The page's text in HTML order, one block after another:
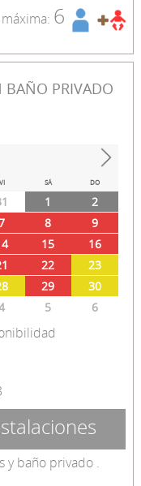
6
BAÑO PRIVADO
Next
VI SÁ DO
1
2
8
9
15
16
22
23
29
30
5 6
y baño privado .